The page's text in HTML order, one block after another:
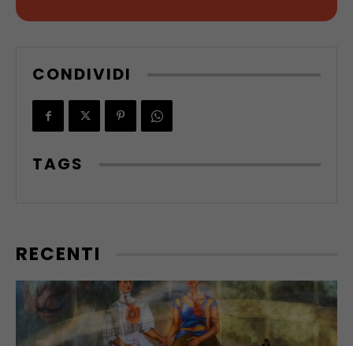
CONDIVIDI
TAGS
RECENTI